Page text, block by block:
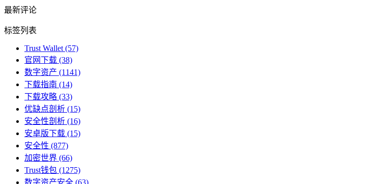
最新评论
标签列表
Trust Wallet (57)
官网下载 (38)
数字资产 (1141)
下载指南 (14)
下载攻略 (33)
优缺点剖析 (15)
安全性剖析 (16)
安卓版下载 (15)
安全性 (877)
加密世界 (66)
Trust钱包 (1275)